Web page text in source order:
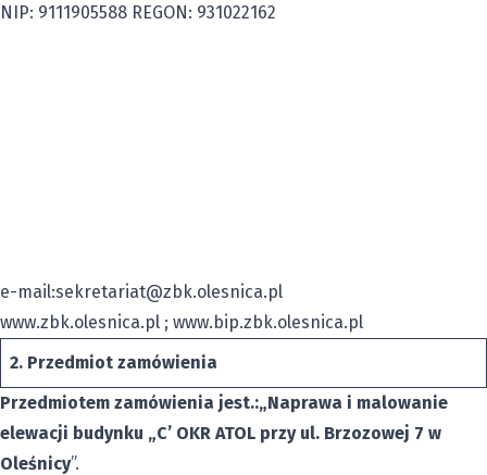
NIP: 9111905588 REGON: 931022162
e-mail:sekretariat@zbk.olesnica.pl
www.zbk.olesnica.pl ; www.bip.zbk.olesnica.pl
2. Przedmiot zamówienia
Przedmiotem zamówienia jest.:„Naprawa i malowanie
elewacji budynku „C’ OKR ATOL przy ul. Brzozowej 7 w
Oleśnicy”.